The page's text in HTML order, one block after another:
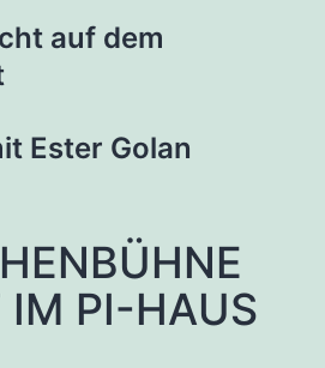
auf dem
Ester Golan
IM PI-HAUS